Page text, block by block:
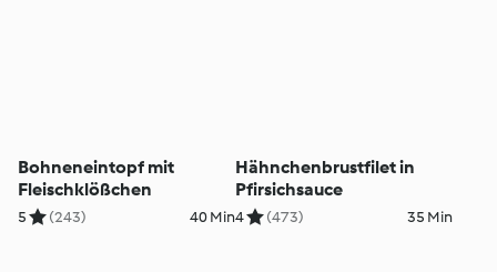
Bohneneintopf mit
Fleischklößchen
5 (243) 40 Min
Hähnchenbrustfilet in
Pfirsichsauce
4 (473) 35 Min